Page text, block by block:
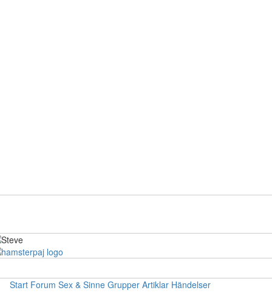
Start Forum Sex & Sinne Grupper Artiklar Händelser